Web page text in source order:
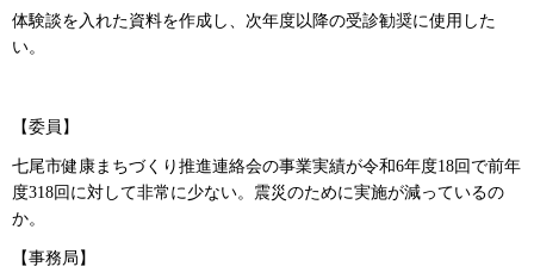
体験談を入れた資料を作成し、次年度以降の受診勧奨に使用した
い。
【委員】
七尾市健康まちづくり推進連絡会の事業実績が令和6年度18回で前年
度318回に対して非常に少ない。震災のために実施が減っているの
か。
【事務局】